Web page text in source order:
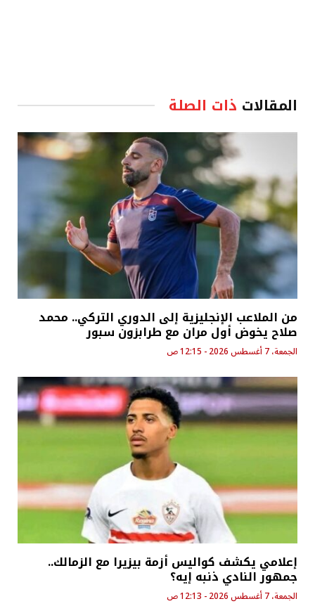
المقالات ذات الصلة
من الملاعب الإنجليزية إلى الدوري التركي.. محمد
صلاح يخوض أول مران مع طرابزون سبور
الجمعة، 7 أغسطس 2026 - 12:15 ص
إعلامي يكشف كواليس أزمة بيزيرا مع الزمالك..
جمهور النادي ذنبه إيه؟
الجمعة، 7 أغسطس 2026 - 12:13 ص